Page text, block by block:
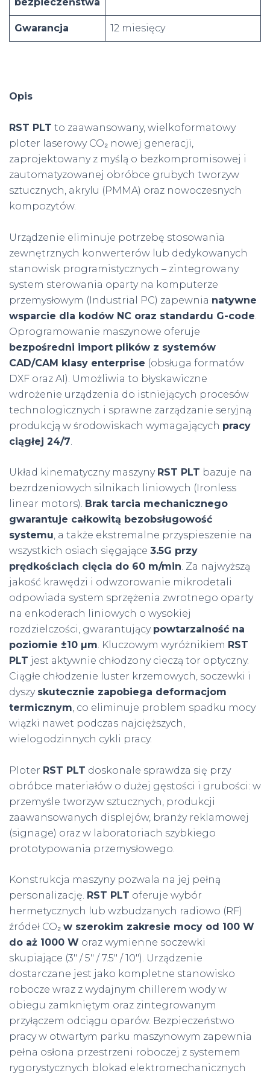
bezpieczeństwa
Gwarancja 12 miesięcy
Opis
RST PLT to zaawansowany, wielkoformatowy
ploter laserowy CO₂ nowej generacji,
zaprojektowany z myślą o bezkompromisowej i
zautomatyzowanej obróbce grubych tworzyw
sztucznych, akrylu (PMMA) oraz nowoczesnych
kompozytów.
Urządzenie eliminuje potrzebę stosowania
zewnętrznych konwerterów lub dedykowanych
stanowisk programistycznych – zintegrowany
system sterowania oparty na komputerze
przemysłowym (Industrial PC) zapewnia natywne
wsparcie dla kodów NC oraz standardu G-code
Oprogramowanie maszynowe oferuje
bezpośredni import plików z systemów
CAD/CAM klasy enterprise (obsługa formatów
DXF oraz AI). Umożliwia to błyskawiczne
wdrożenie urządzenia do istniejących procesów
technologicznych i sprawne zarządzanie seryjną
produkcją w środowiskach wymagających pracy
ciągłej 24/7
Układ kinematyczny maszyny RST PLT bazuje na
bezrdzeniowych silnikach liniowych (Ironless
linear motors). Brak tarcia mechanicznego
gwarantuje całkowitą bezobsługowość
systemu, a także ekstremalne przyspieszenie na
wszystkich osiach sięgające 3.5G przy
prędkościach cięcia do 60 m/min. Za najwyższą
jakość krawędzi i odwzorowanie mikrodetali
odpowiada system sprzężenia zwrotnego oparty
na enkoderach liniowych o wysokiej
rozdzielczości, gwarantujący powtarzalność na
poziomie ±10 µm. Kluczowym wyróżnikiem RST
PLT jest aktywnie chłodzony cieczą tor optyczny.
Ciągłe chłodzenie luster krzemowych, soczewki i
dyszy skutecznie zapobiega deformacjom
termicznym, co eliminuje problem spadku mocy
wiązki nawet podczas najcięższych,
wielogodzinnych cykli pracy.
Ploter RST PLT doskonale sprawdza się przy
obróbce materiałów o dużej gęstości i grubości: w
przemyśle tworzyw sztucznych, produkcji
zaawansowanych displejów, branży reklamowej
(signage) oraz w laboratoriach szybkiego
prototypowania przemysłowego.
Konstrukcja maszyny pozwala na jej pełną
personalizację. RST PLT oferuje wybór
hermetycznych lub wzbudzanych radiowo (RF)
źródeł CO₂ w szerokim zakresie mocy od 100 W
do aż 1000 W oraz wymienne soczewki
skupiające (3″ / 5″ / 7.5″ / 10″). Urządzenie
dostarczane jest jako kompletne stanowisko
robocze wraz z wydajnym chillerem wody w
obiegu zamkniętym oraz zintegrowanym
przyłączem odciągu oparów. Bezpieczeństwo
pracy w otwartym parku maszynowym zapewnia
pełna osłona przestrzeni roboczej z systemem
rygorystycznych blokad elektromechanicznych